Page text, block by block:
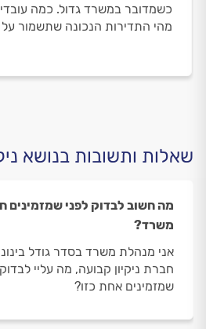
כשמדובר במשרד גדול. כמה עובדי
מהי התדירות הנכונה שתשמור
שאלות ותשובות בנושא
מה חשוב לבדוק לפני שמזמינים
משרד?
אני מנהלת משרד בסדר גודל
חברת ניקיון קבועה, מה עליי
שמזמינים אחת כזו?